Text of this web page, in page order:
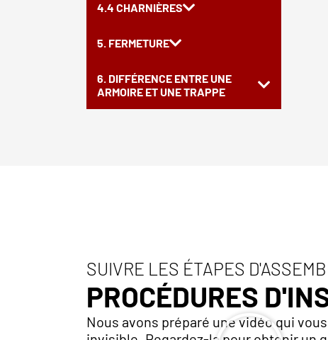
4.4 CHARNIÈRES
5. FERMETURE
6. DIFFÉRENCE ENTRE UNE
ARMOIRE ET UNE TRAPPE
SUIVRE LES ÉTAPES
PROCÉDURES
Nous avons préparé une vidéo qui